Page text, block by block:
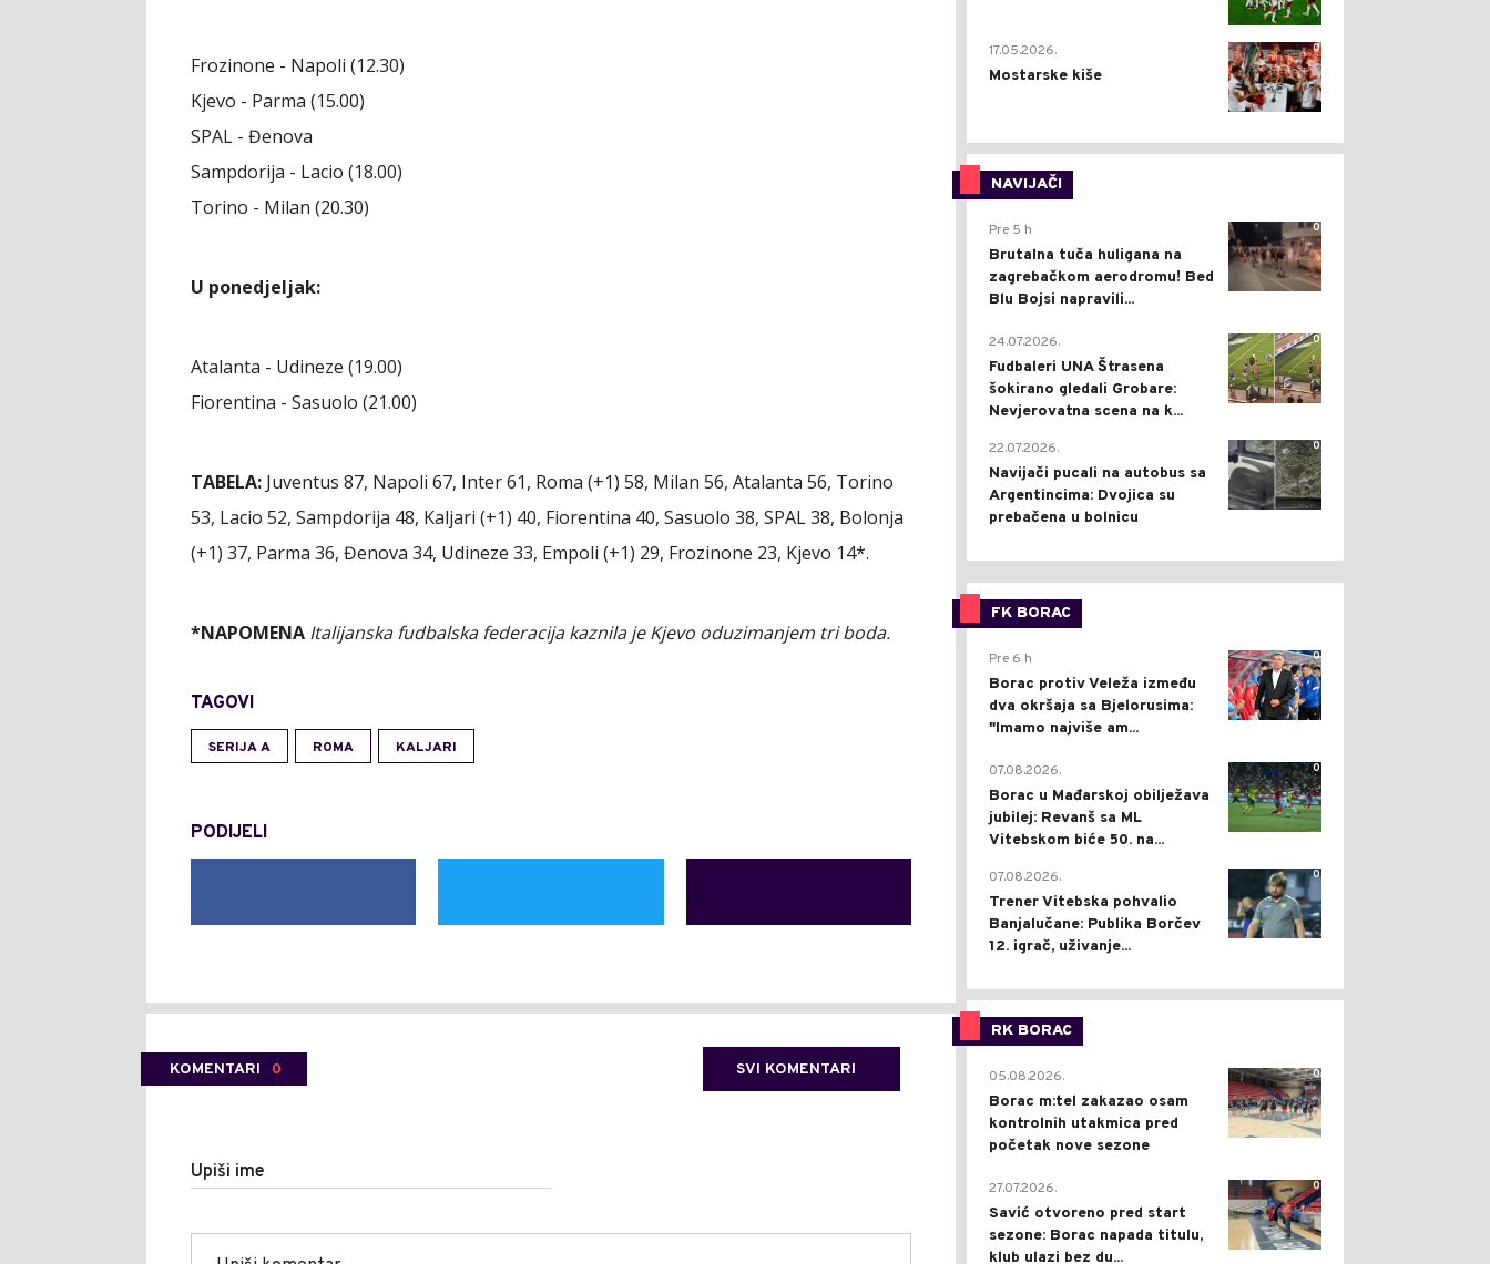
Frozinone - Napoli (12.30)
Kjevo - Parma (15.00)
SPAL - Đenova
Sampdorija - Lacio (18.00)
Torino - Milan (20.30)
U ponedjeljak:
Atalanta - Udineze (19.00)
Fiorentina - Sasuolo (21.00)
TABELA: Juventus 87, Napoli 67, Inter 61, Roma (+1) 58, Milan 56, Atalanta 56, Torino
53, Lacio 52, Sampdorija 48, Kaljari (+1) 40, Fiorentina 40, Sasuolo 38, SPAL 38, Bolonja
(+1) 37, Parma 36, Đenova 34, Udineze 33, Empoli (+1) 29, Frozinone 23, Kjevo 14*.
*NAPOMENA Italijanska fudbalska federacija kaznila je Kjevo oduzimanjem tri boda.
TAGOVI
SERIJA A ROMA KALJARI
PODIJELI
KOMENTARI 0 SVI KOMENTARI
Upiši ime
0
17.05.2026.
Mostarske kiše
NAVIJAČI
0
Pre 5 h
Brutalna tuča huligana na
zagrebačkom aerodromu! Bed
Blu Bojsi napravili...
0
24.07.2026.
Fudbaleri UNA Štrasena
šokirano gledali Grobare:
Nevjerovatna scena na k...
0
22.07.2026.
Navijači pucali na autobus sa
Argentincima: Dvojica su
prebačena u bolnicu
FK BORAC
0
Pre 6 h
Borac protiv Veleža između
dva okršaja sa Bjelorusima:
"Imamo najviše am...
0
07.08.2026.
Borac u Mađarskoj obilježava
jubilej: Revanš sa ML
Vitebskom biće 50. na...
0
07.08.2026.
Trener Vitebska pohvalio
Banjalučane: Publika Borčev
12. igrač, uživanje...
RK BORAC
0
05.08.2026.
Borac m:tel zakazao osam
kontrolnih utakmica pred
početak nove sezone
0
27.07.2026.
Savić otvoreno pred start
sezone: Borac napada titulu,
klub ulazi bez du...